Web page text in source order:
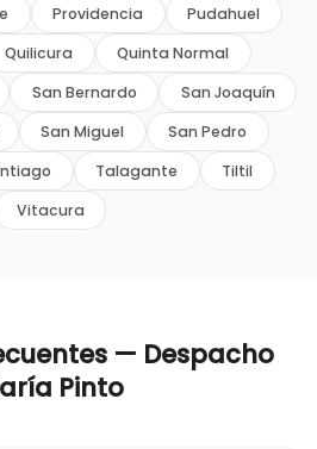
Providencia
Pudahuel
Quilicura
Quinta Normal
San Bernardo
San Joaquín
San Miguel
San Pedro
Talagante
Tiltil
Vitacura
— Despacho
Pinto